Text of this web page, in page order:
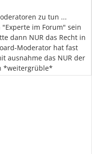
zu tun ...
im Forum" sein
dann NUR das Recht in
Moderator hat fast
ausnahme das NUR der
*weitergrüble*